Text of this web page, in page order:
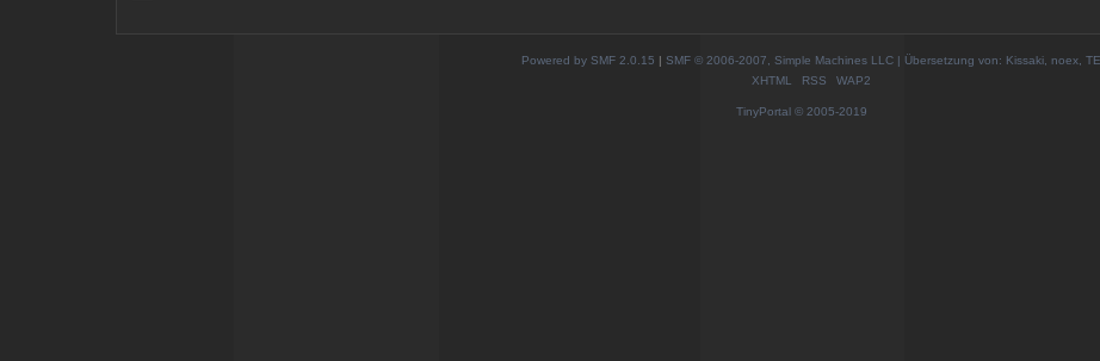
Powered by SMF 2.0.15 | SMF © 2006-2007, Simple Machines LLC | Übersetzung von: Kissaki, noex, TE
XHTML
RSS WAP2
TinyPortal © 2005-2019